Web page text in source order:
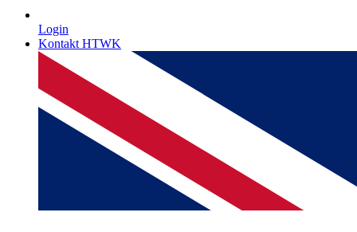
Login
Kontakt HTWK